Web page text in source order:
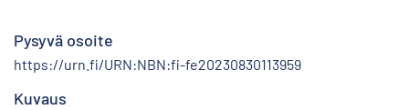
Pysyvä osoite
https://urn.fi/URN:NBN:fi-fe20230830113959
Kuvaus